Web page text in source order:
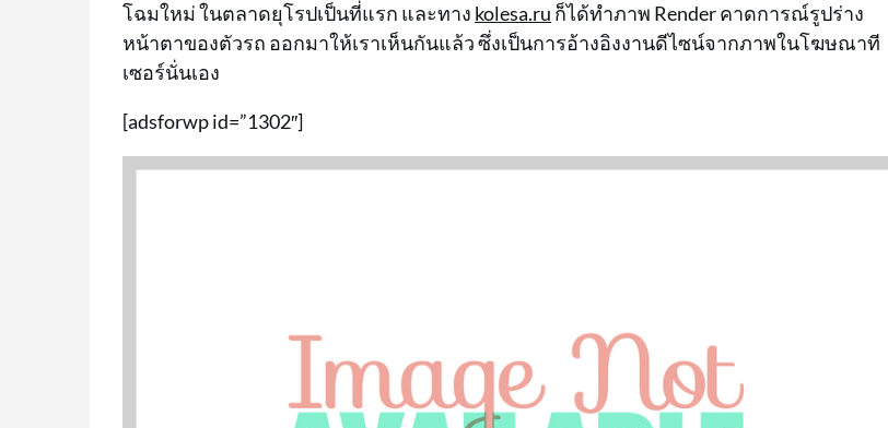
โฉมใหม่ ในตลาดยุโรปเป็นที่แรก และทาง kolesa.ru ก็ได้ทำภาพ Render คาดการณ์รูปร่าง
หน้าตาของตัวรถ ออกมาให้เราเห็นกันแล้ว ซึ่งเป็นการอ้างอิงงานดีไซน์จากภาพในโฆษณาที
เซอร์นั่นเอง
[adsforwp id=”1302″]